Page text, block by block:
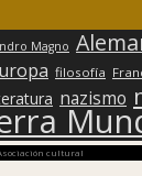
Magno
filosofía
nazismo
cultural